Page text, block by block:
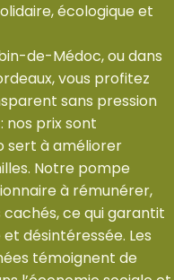
écologique et
de-Médoc, ou dans
vous profitez
sans pression
nos prix sont
sert à améliorer
Notre pompe
à rémunérer,
ce qui garantit
désintéressée. Les
témoignent de